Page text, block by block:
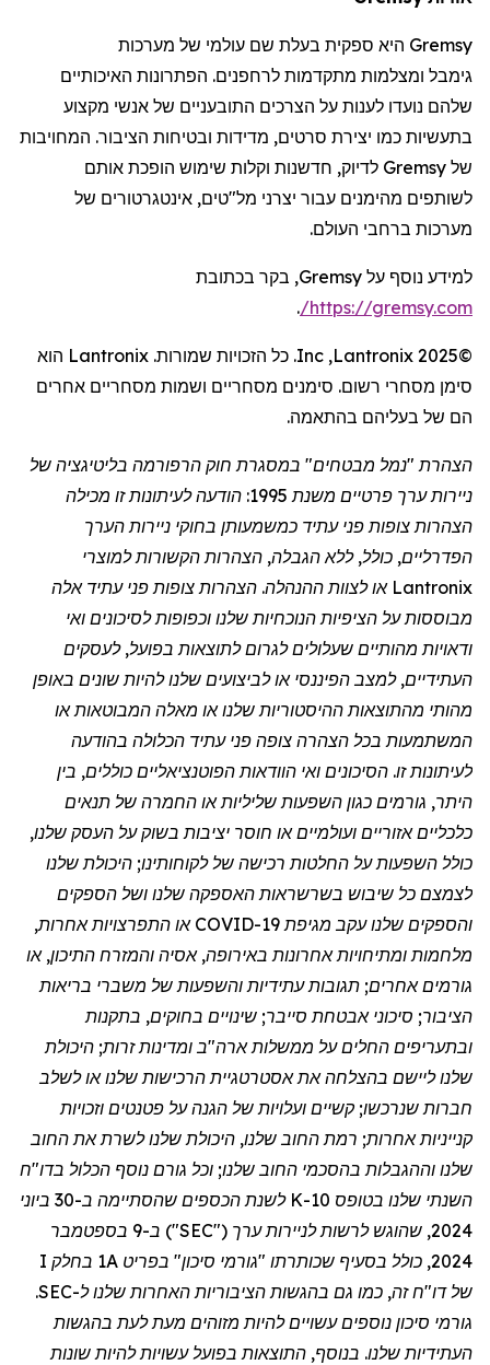
Gremsy היא ספקית בעלת שם עולמי של מערכות
גימבל ומצלמות מתקדמות לרחפנים. הפתרונות האיכותיים
שלהם נועדו לענות על הצרכים התובעניים של אנשי מקצוע
בתעשיות כמו יצירת סרטים, מדידות ובטיחות הציבור. המחויבות
של Gremsy לדיוק, חדשנות וקלות שימוש הופכת אותם
לשותפים מהימנים עבור יצרני מל"טים, אינטגרטורים של
מערכות ברחבי העולם.
למידע נוסף על Gremsy, בקר בכתובת
https://gremsy.com
/
.
©2025
Lantronix
,
Inc. כל הזכויות שמורות. Lantronix הוא
סימן מסחרי רשום. סימנים מסחריים ושמות מסחריים אחרים
הם של בעליהם בהתאמה.
הצהרת "נמל מבטחים" במסגרת חוק הרפורמה בליטיגציה של
ניירות ערך פרטיים משנת 1995: הודעה לעיתונות זו מכילה
הצהרות צופות פני עתיד כמשמעותן בחוקי ניירות הערך
הפדרליים, כולל, ללא הגבלה, הצהרות הקשורות למוצרי
Lantronix או לצוות ההנהלה. הצהרות צופות פני עתיד אלה
מבוססות על הציפיות הנוכחיות שלנו וכפופות לסיכונים ואי
ודאויות מהותיים שעלולים לגרום לתוצאות בפועל, לעסקים
העתידיים, למצב הפיננסי או לביצועים שלנו להיות שונים באופן
מהותי מהתוצאות ההיסטוריות שלנו או מאלה המבוטאות או
המשתמעות בכל הצהרה צופה פני עתיד הכלולה בהודעה
לעיתונות זו. הסיכונים ואי הוודאות הפוטנציאליים כוללים, בין
היתר, גורמים כגון השפעות שליליות או החמרה של תנאים
כלכליים אזוריים ועולמיים או חוסר יציבות בשוק על העסק שלנו,
כולל השפעות על החלטות רכישה של לקוחותינו; היכולת שלנו
לצמצם כל שיבוש בשרשראות האספקה שלנו ושל הספקים
והספקים שלנו עקב מגיפת
COVID-19 או התפרצויות אחרות,
מלחמות ומתיחויות אחרונות באירופה, אסיה והמזרח התיכון, או
גורמים אחרים; תגובות עתידיות והשפעות של משברי בריאות
הציבור; סיכוני אבטחת סייבר; שינויים בחוקים, בתקנות
ובתעריפים החלים על ממשלות ארה"ב ומדינות זרות; היכולת
שלנו ליישם בהצלחה את אסטרטגיית הרכישות שלנו או לשלב
חברות שנרכשו; קשיים ועלויות של הגנה על פטנטים וזכויות
קנייניות אחרות; רמת החוב שלנו, היכולת שלנו לשרת את החוב
שלנו וההגבלות בהסכמי החוב שלנו; וכל גורם נוסף הכלול בדו"ח
השנתי שלנו בטופס 10-K לשנת הכספים שהסתיימה ב-30 ביוני
2024, שהוגש לרשות לניירות ערך ("SEC") ב-9 בספטמבר
2024, כולל בסעיף שכותרתו "גורמי סיכון" בפריט 1A בחלק I
של דו"
ח זה, כמו גם בהגשות הציבוריות האחרות שלנו ל-SEC.
גורמי סיכון נוספים עשויים להיות מזוהים מעת לעת בהגשות
העתידיות שלנו. בנוסף, התוצאות בפועל עשויות להיות שונות